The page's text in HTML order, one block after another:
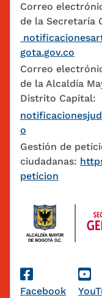
Correo
de la Secretaría
gota.gov.co
Correo
de la Alcaldía
Distrito Capital:
o
Gestión de
ciudadanas:
peticion
Redes
Facebook